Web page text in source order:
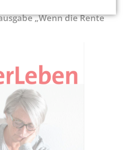
„Wenn die Rente